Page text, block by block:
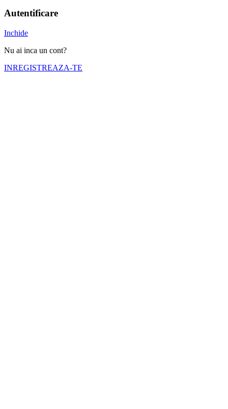
Autentificare
Inchide
Nu ai inca un cont?
INREGISTREAZA-TE